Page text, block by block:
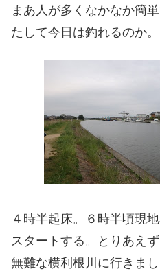
まあ人が多くなかなか簡
たして今日は釣れるのか。
４時半起床。６時半頃現
スタートする。とりあえ
無難な横利根川に行きま